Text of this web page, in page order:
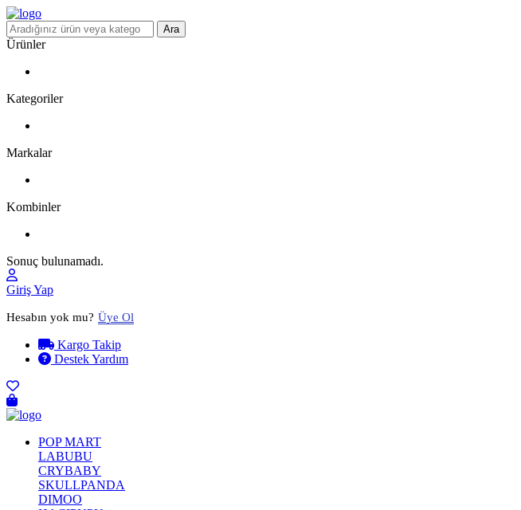
Ara
Ürünler
Kategoriler
Markalar
Kombinler
Sonuç bulunamadı.
Giriş Yap
Hesabın yok mu? Üye Ol
Kargo Takip
Destek Yardım
POP MART
LABUBU
CRYBABY
SKULLPANDA
DIMOO